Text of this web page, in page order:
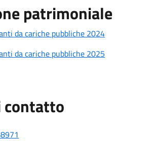
patrimoniale
da cariche pubbliche 2024
da cariche pubbliche 2025
contatto